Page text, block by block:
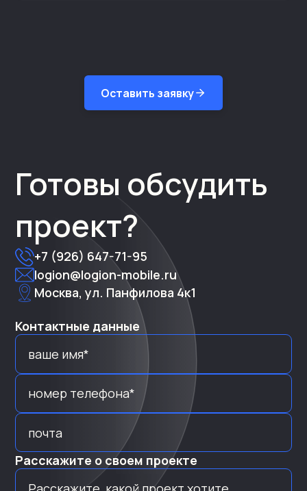
Оставить заявку
Готовы обсудить
проект?
+7 (926) 647-71-95
logion@logion-mobile.ru
Москва, ул. Панфилова 4к1
Контактные данные
Расскажите о своем проекте